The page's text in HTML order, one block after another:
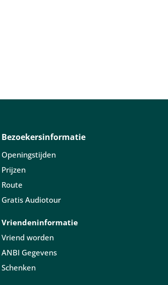
Bezoekersinformatie
Openingstijden
Prijzen
Route
Gratis Audiotour
Vriendeninformatie
Vriend worden
ANBI Gegevens
Schenken